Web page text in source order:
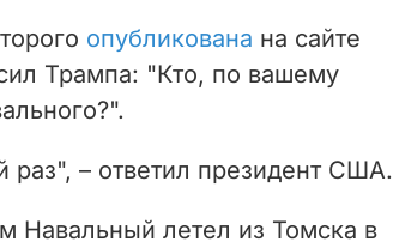
i
d
e
o
опубликована на сайте
Трампа: "Кто, по вашему
– ответил президент США.
Навальный летел из Томска в